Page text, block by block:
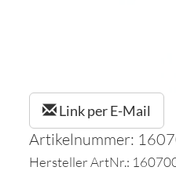
Link per E-Mail
Artikelnummer:
Hersteller ArtNr.: